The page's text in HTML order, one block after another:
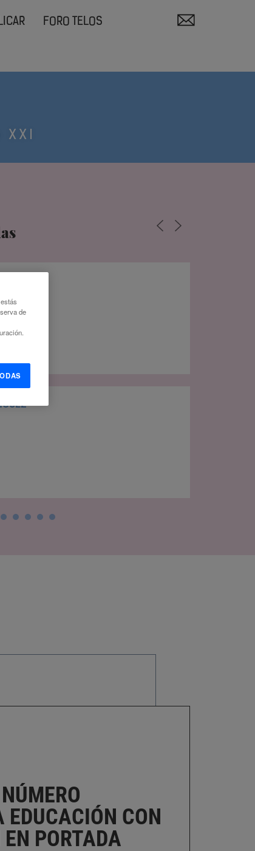
FORO TELOS
EDUCACIÓN CON
PORTADA
de